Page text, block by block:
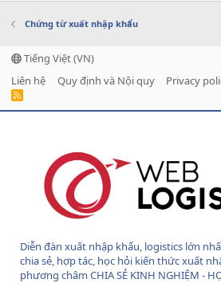
Chứng từ xuất nhập khẩu
Tiếng Việt (VN)
Liên hệ
Quy định và Nội quy Privacy
R
Diễn đàn xuất nhập khẩu, logistics lớn
chia sẻ, hợp tác, học hỏi kiến thức xuất
phương châm CHIA SẺ KINH NGHIỆM -